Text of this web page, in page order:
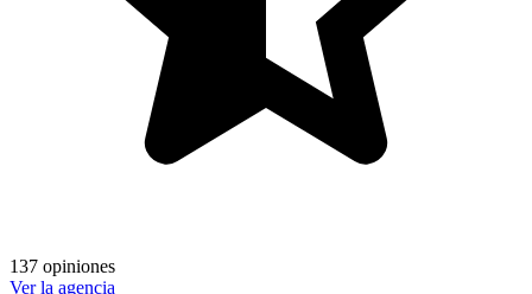
137 opiniones
Ver la agencia